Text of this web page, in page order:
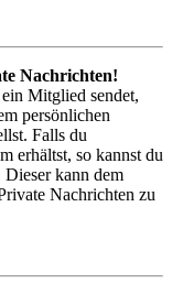
Nachrichten!
Mitglied sendet,
persönlichen
Falls du
erhältst, so kannst du
kann dem
Nachrichten zu